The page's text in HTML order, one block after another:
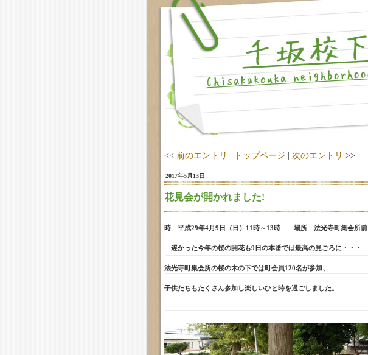
<<前のエントリ | トップページ | 次のエントリ >>
2017年5月13日
花見会が開かれました!
時 平成29年4月9日（日）11時～13時 場所 法光寺町集会所前
遅かった今年の桜の開花も9日の本番では最高の見ごろに・・・
法光寺町集会所の桜の木の下では町会員120名が参加、
子供たちもたくさん参加し楽しいひと時を過ごしました。